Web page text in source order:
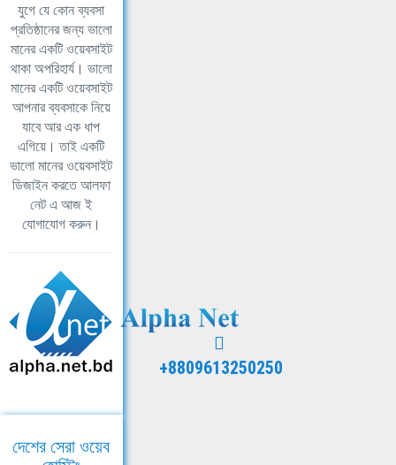
যুগে যে কোন ব্যবসা
প্রতিষ্ঠানের জন্য ভালো
মানের একটি ওয়েবসাইট
থাকা অপরিহার্য। ভালো
মানের একটি ওয়েবসাইট
আপনার ব্যবসাকে নিয়ে
যাবে আর এক ধাপ
এগিয়ে। তাই একটি
ভালো মানের ওয়েবসাইট
ডিজাইন করতে আলফা
নেট এ আজ ই
যোগাযোগ করুন।
+8809613250250
দেশের সেরা ওয়েব